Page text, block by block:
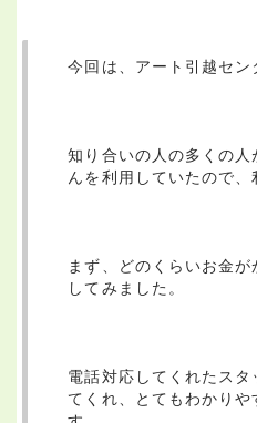
今回は、アート引越セン
知り合いの人の多くの人
んを利用していたので、
まず、どのくらいお金
してみました。
電話対応してくれたス
てくれ、とてもわかり